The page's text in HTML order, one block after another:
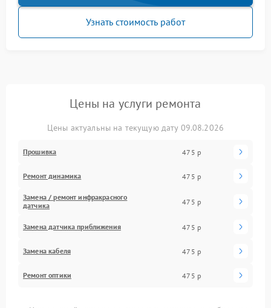
Узнать стоимость работ
Цены на услуги ремонта
Цены актуальны на текущую дату 09.08.2026
Прошивка 475 р
Ремонт динамика 475 р
Замена / ремонт инфракрасного
датчика
475 р
Замена датчика приближения 475 р
Замена кабеля 475 р
Ремонт оптики 475 р